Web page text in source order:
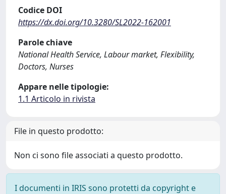
Codice DOI
https://dx.doi.org/10.3280/SL2022-162001
Parole chiave
National Health Service, Labour market, Flexibility,
Doctors, Nurses
Appare nelle tipologie:
1.1 Articolo in rivista
File in questo prodotto:
Non ci sono file associati a questo prodotto.
I documenti in IRIS sono protetti da copyright e